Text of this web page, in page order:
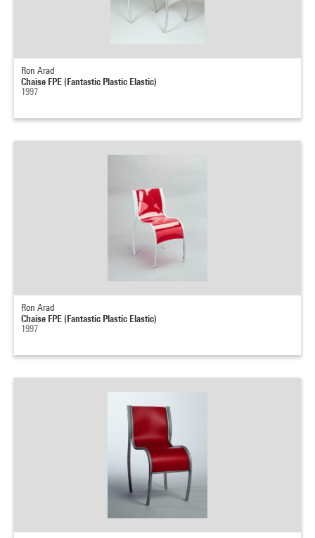
Ron Arad
Chaise FPE (Fantastic Plastic Elastic)
1997
Ron Arad
Chaise FPE (Fantastic Plastic Elastic)
1997